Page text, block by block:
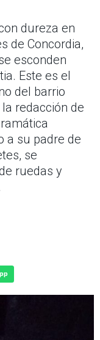
dureza en
de Concordia,
esconden
Este es el
del barrio
redacción de
a su padre de
se
ruedas y